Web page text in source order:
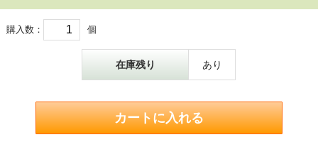
購入数： 個
在庫残り あり